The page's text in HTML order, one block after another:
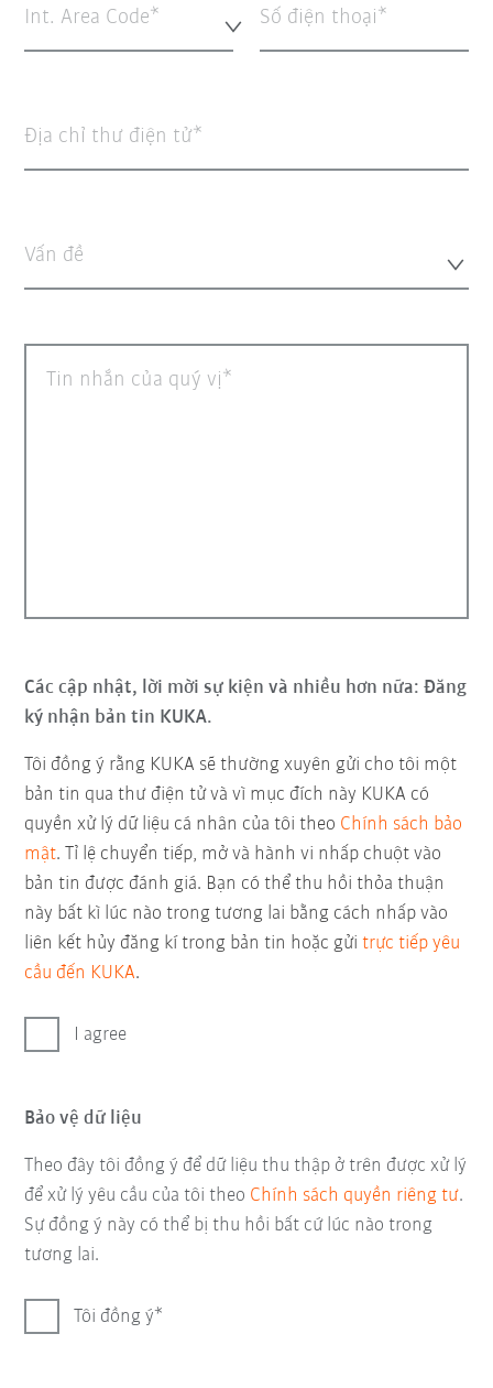
Int. Area Code* Số điện thoại
Địa chỉ thư điện tử
Vấn đề
Tin nhắn của quý vị
Các cập nhật, lời mời sự kiện và nhiều hơn nữa: Đăng
ký nhận bản tin KUKA.
Tôi đồng ý rằng KUKA sẽ thường xuyên gửi cho tôi một
bản tin qua thư điện tử và vì mục đích này KUKA có
quyền xử lý dữ liệu cá nhân của tôi theo Chính sách bảo
mật. Tỉ lệ chuyển tiếp, mở và hành vi nhấp chuột vào
bản tin được đánh giá. Bạn có thể thu hồi thỏa thuận
này bất kì lúc nào trong tương lai bằng cách nhấp vào
liên kết hủy đăng kí trong bản tin hoặc gửitrực tiếp yêu
cầu đến KUKA.
I agree
Bảo vệ dữ liệu
Theo đây tôi đồng ý để dữ liệu thu thập ở trên được xử lý
để xử lý yêu cầu của tôi theo Chính sách quyền riêng tư.
Sự đồng ý này có thể bị thu hồi bất cứ lúc nào trong
tương lai.
Tôi đồng ý